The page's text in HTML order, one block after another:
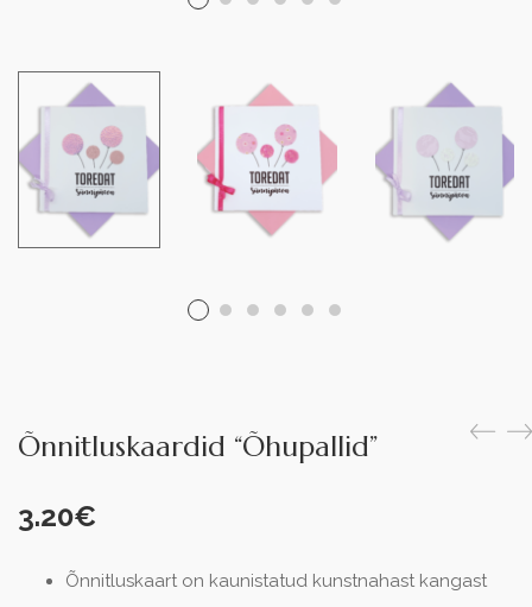
Õnnitluskaardid “Õhupallid”
3.20€
Õnnitluskaart on kaunistatud kunstnahast kangast